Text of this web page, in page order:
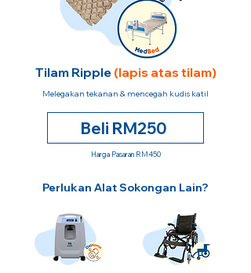
Tilam Ripple (lapis atas tilam)
Melegakan tekanan & mencegah kudis katil
Beli RM250
Harga Pasaran RM450
Perlukan Alat Sokongan Lain?